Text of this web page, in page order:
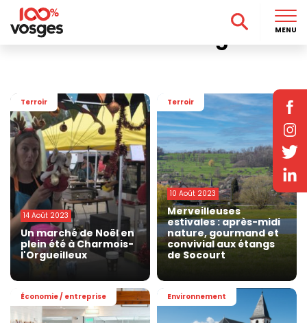
Accueil>
Terroir dans les Vosges
Terroir
14 Août 2023
Un marché de Noël en
plein été à Charmois-
l'Orgueilleux
Terroir
10 Août 2023
Merveilleuses
estivales : après-midi
nature, gourmand et
convivial aux étangs
de Socourt
Économie / entreprise Environnement
MENU